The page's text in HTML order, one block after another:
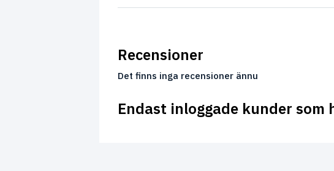
Recensioner
Det finns inga recensioner ännu
Endast inloggade kunder